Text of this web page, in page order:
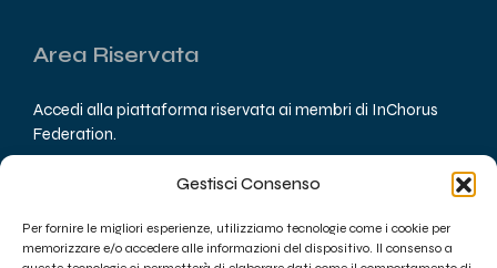
Gestisci Consenso
Per fornire le migliori esperienze, utilizziamo tecnologie come i cookie per
memorizzare e/o accedere alle informazioni del dispositivo. Il consenso a
Area Riservata
Accedi alla piattaforma riservata ai membri di InChorus
Federation.